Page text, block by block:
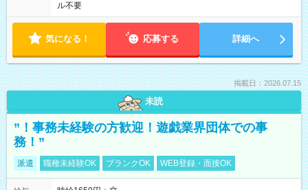
ル不要
気になる！ 応募する 詳細へ
掲載日：2026.07.15
未読
”！事務未経験の方歓迎！遊戯業界団体での事
務！”
派遣 職種未経験OK ブランクOK WEB登録・面接OK